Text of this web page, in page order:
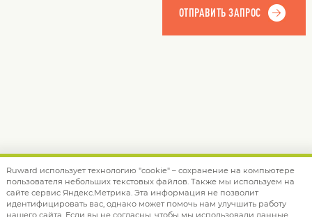
© 2012 — 2026 Ruwardinfo@ruward.ru
Политика обработки персональных данных
Ruward использует технологию "cookie" – сохранение на компьютере
пользователя небольших текстовых файлов. Также мы используем на
сайте сервис Яндекс.Метрика. Эта информация не позволит
идентифицировать вас, однако может помочь нам улучшить работу